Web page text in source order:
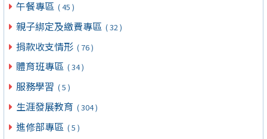
午餐專區 ( 45 )
親子綁定及繳費專區 ( 32 )
捐款收支情形 ( 76 )
體育班專區 ( 34 )
服務學習 ( 5 )
生涯發展教育 ( 304 )
進修部專區 ( 5 )